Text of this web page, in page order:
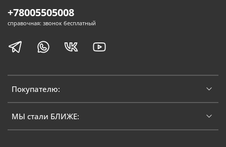
Покупателю:
МЫ стали БЛИЖЕ:
+78005505008
справочная: звонок бесплатный